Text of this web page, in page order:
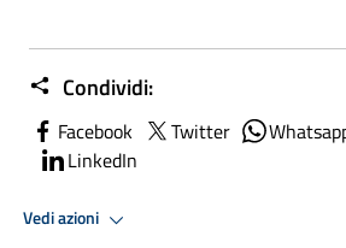
Condividi:
Facebook Twitter
LinkedIn
Vedi azioni